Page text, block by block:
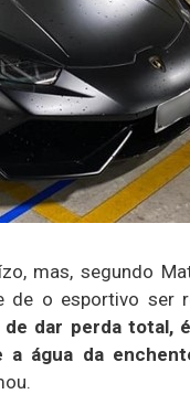
mas, segundo
de o esportivo ser
dar perda total,
água da